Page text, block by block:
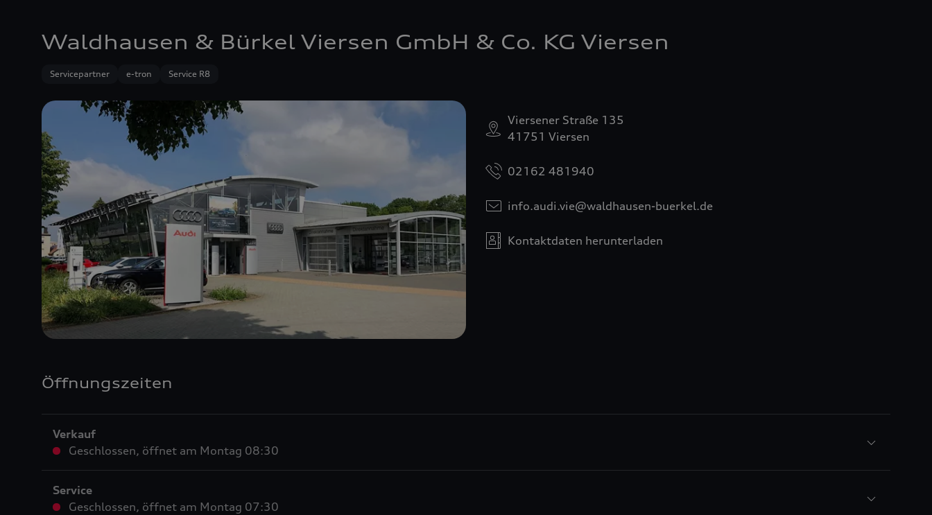
Waldhausen & Bürkel Viersen GmbH & Co. KG Viersen
Servicepartner e-tron Service R8
Viersener Straße 135
41751 Viersen
02162 481940
info.audi.vie@waldhausen-buerkel.de
Kontaktdaten herunterladen
Öffnungszeiten
Verkauf
Geschlossen, öffnet am Montag 08:30
Service
Geschlossen, öffnet am Montag 07:30